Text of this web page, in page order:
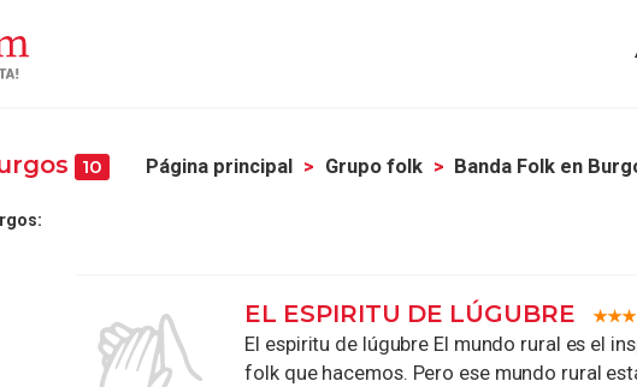
10 Página principal Grupo folk Banda Folk en
EL ESPIRITU DE LÚGUBRE
El espiritu de lúgubre El mundo rural es el
folk que hacemos. Pero ese mundo rural